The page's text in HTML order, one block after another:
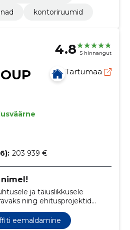
kontoriruumid
4.8 5 hinnangut
Tartumaa
203 939 €
ja täiuslikkusele
ning ehitusprojektid
eemaldamine